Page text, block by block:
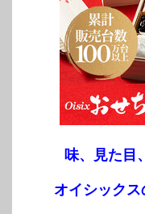
味、見た目
オイシック